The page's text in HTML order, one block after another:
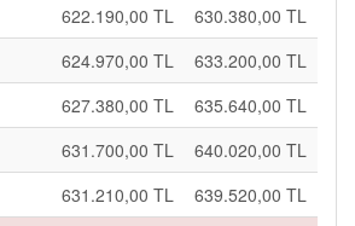
622.190,00 TL
630.380,00 TL
624.970,00 TL
633.200,00 TL
627.380,00 TL
635.640,00 TL
631.700,00 TL
640.020,00 TL
631.210,00 TL 639.520,00 TL